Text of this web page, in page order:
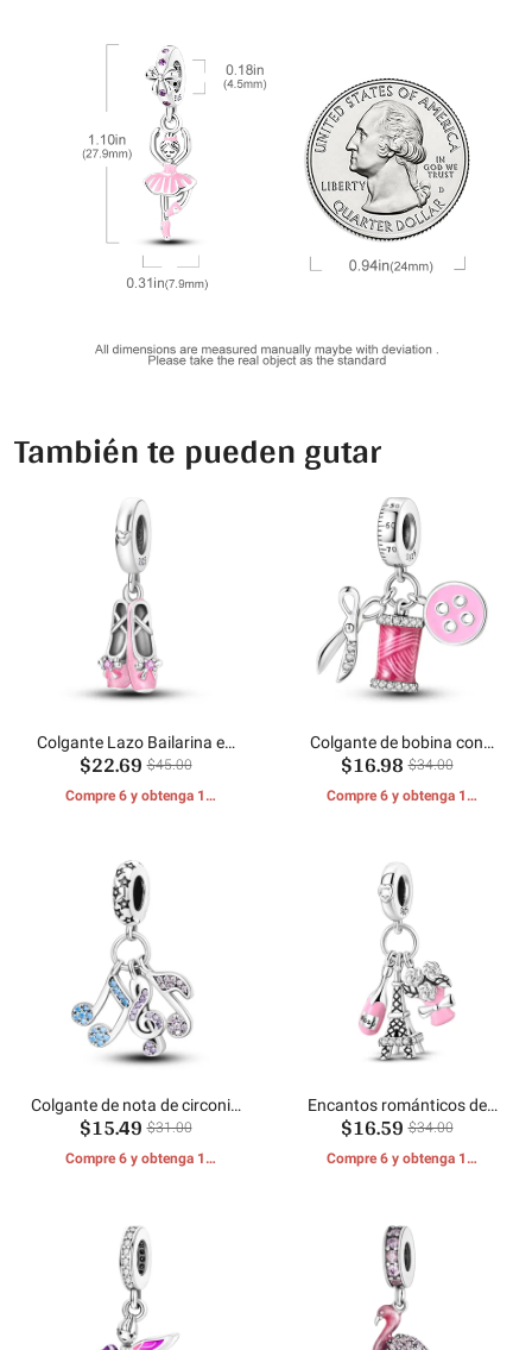
También te pueden gutar
Colgante Lazo Bailarina en
Plata de Ley
$22.69 $45.00
Compre 6 y obtenga 1
Colgante de bobina con
hebilla de tijera
$16.98 $34.00
Compre 6 y obtenga 1
Colgante de nota de circonio
colorido
$15.49 $31.00
Compre 6 y obtenga 1
Encantos románticos de
París
$16.59 $34.00
Compre 6 y obtenga 1